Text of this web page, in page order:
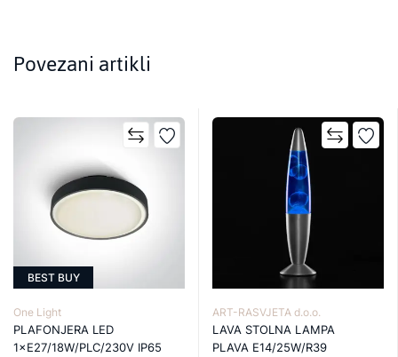
Povezani artikli
BEST BUY
One Light
PLAFONJERA LED
1×E27/18W/PLC/230V IP65
ART-RASVJETA d.o.o.
LAVA STOLNA LAMPA
PLAVA E14/25W/R39